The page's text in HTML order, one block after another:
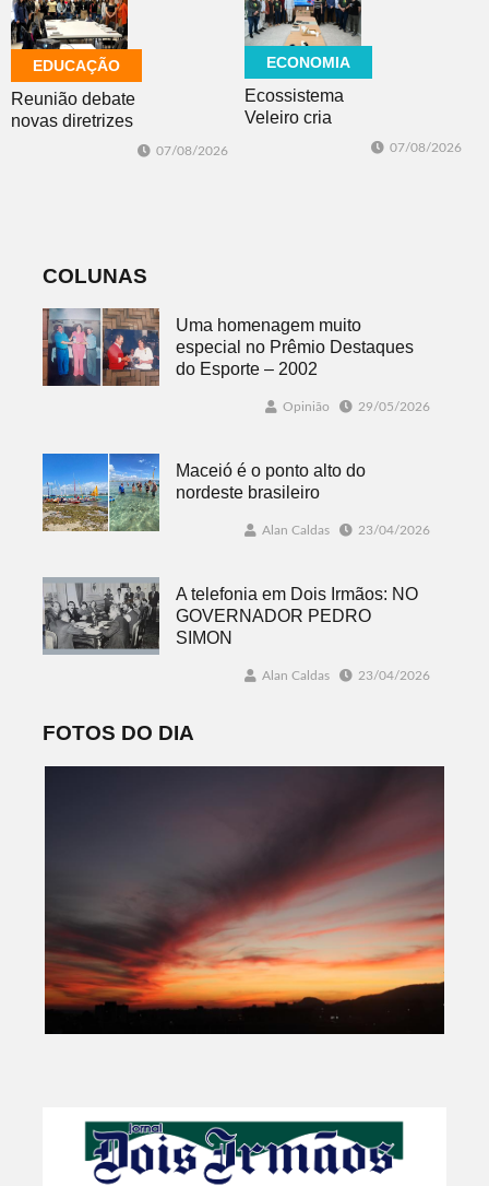
futsal
EDUCAÇÃO
Reunião debate
novas diretrizes
07/08/2026
ECONOMIA
Ecossistema
Veleiro cria
07/08/2026
COLUNAS
Uma homenagem muito
especial no Prêmio Destaques
do Esporte – 2002
Opinião 29/05/2026
Maceió é o ponto alto do
nordeste brasileiro
Alan Caldas 23/04/2026
A telefonia em Dois Irmãos: NO
GOVERNADOR PEDRO
SIMON
Alan Caldas 23/04/2026
FOTOS DO DIA